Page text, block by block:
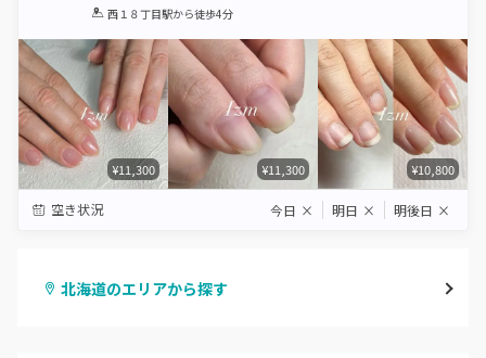
1 2 3 4 5
西１８丁目駅から徒歩4分
¥11,300 ¥11,300 ¥10,800
空き状況 今日 × 明日 × 明後日 ×
北海道のエリアから探す